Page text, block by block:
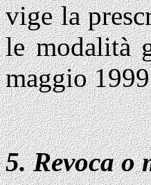
vige la
le modalità
maggio
5. Revoca o